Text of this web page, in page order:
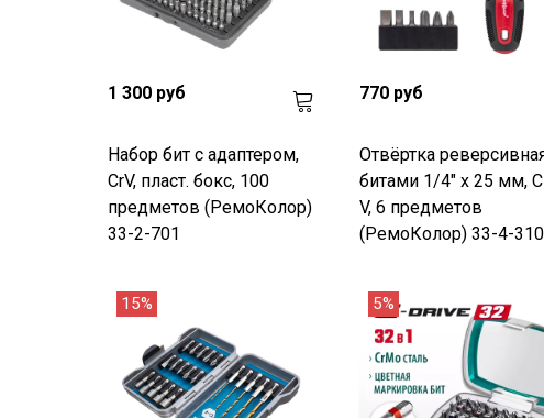
1 300 руб
Набор бит с адаптером,
CrV, пласт. бокс, 100
предметов (РемоКолор)
33-2-701
770 руб
Отвёртка
битами 1/4" х 25 мм,
V, 6 предметов
(РемоКолор) 33-4-310
15% 5%